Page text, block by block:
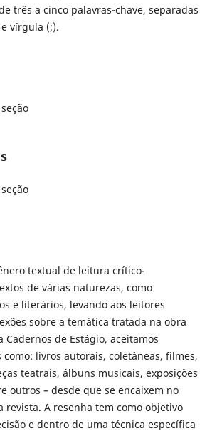
três a cinco palavras-chave, separadas
vírgula (;).
textual de leitura crítico-
de várias naturezas, como
e literários, levando aos leitores
sobre a temática tratada na obra
de Estágio, aceitamos
como: livros autorais, coletâneas, filmes,
teatrais, álbuns musicais, exposições
outros – desde que se encaixem no
revista. A resenha tem como objetivo
e dentro de uma técnica específica